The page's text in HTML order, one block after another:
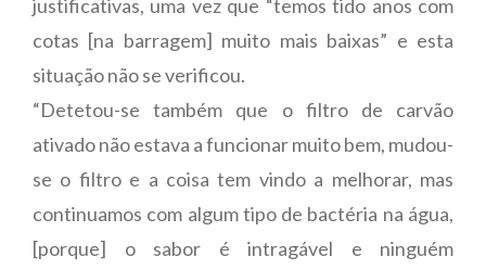
justificativas, uma vez que “temos tido anos com
cotas [na barragem] muito mais baixas” e esta
situação não se verificou.
“Detetou-se também que o filtro de carvão
ativado não estava a funcionar muito bem, mudou-
se o filtro e a coisa tem vindo a melhorar, mas
continuamos com algum tipo de bactéria na água,
[porque] o sabor é intragável e ninguém